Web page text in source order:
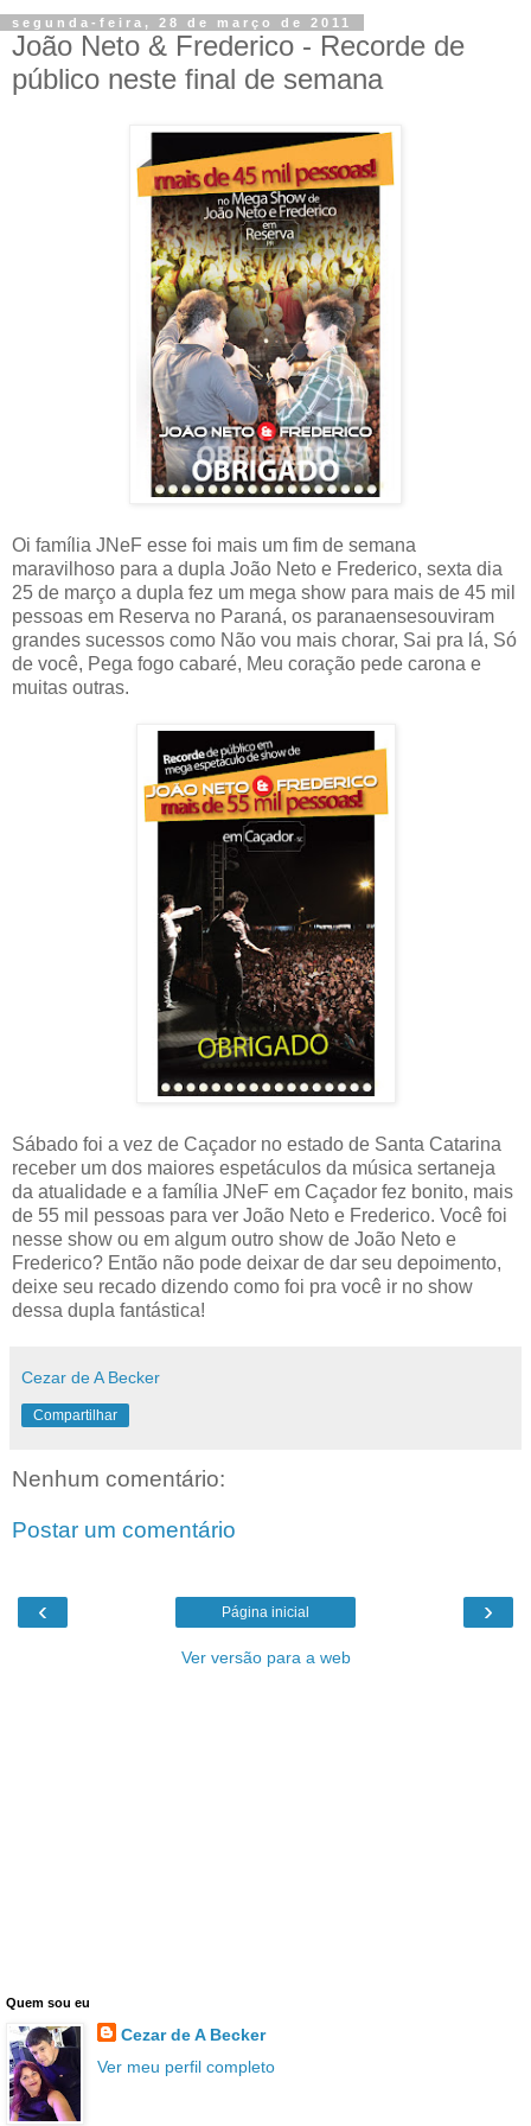
segunda-feira, 28 de março de 2011
João Neto & Frederico - Recorde de
público neste final de semana
Oi família JNeF esse foi mais um fim de semana
maravilhoso para a dupla João Neto e Frederico, sexta dia
25 de março a dupla fez um mega show para mais de 45 mil
pessoas em Reserva no Paraná, os paranaensesouviram
grandes sucessos como Não vou mais chorar, Sai pra lá, Só
de você, Pega fogo cabaré, Meu coração pede carona e
muitas outras.
Sábado foi a vez de Caçador no estado de Santa Catarina
receber um dos maiores espetáculos da música sertaneja
da atualidade e a família JNeF em Caçador fez bonito, mais
de 55 mil pessoas para ver João Neto e Frederico. Você foi
nesse show ou em algum outro show de João Neto e
Frederico? Então não pode deixar de dar seu depoimento,
deixe seu recado dizendo como foi pra você ir no show
dessa dupla fantástica!
Cezar de A Becker
Compartilhar
Nenhum comentário:
Postar um comentário
‹ ›
Página inicial
Ver versão para a web
Quem sou eu
Cezar de A Becker
Ver meu perfil completo